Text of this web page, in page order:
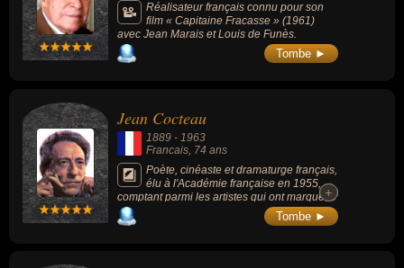
Réalisateur français connu pour son
film « Capitaine Fracasse » (1961)
avec Jean Marais et Louis de Funès.
Tombe ►
Jean Cocteau
1889 - 1963
Francais , 74 ans
Poète, cinéaste et dramaturge français,
élu à l'Académie française en 1955,
comptant parmi les artistes qui ont marqué le
XXe siècle, il a côtoyé la plupart de ceux qui
ont animé la vie artistique de son époque. Il
+
+
Tombe ►